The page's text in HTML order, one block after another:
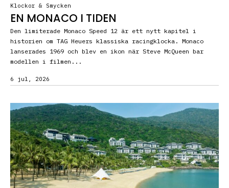
Klockor & Smycken
EN MONACO I TIDEN
Den limiterade Monaco Speed 12 är ett nytt kapitel i
historien om TAG Heuers klassiska racingklocka. Monaco
lanserades 1969 och blev en ikon när Steve McQueen bar
modellen i filmen...
6 jul, 2026